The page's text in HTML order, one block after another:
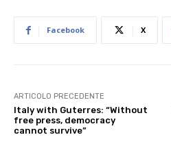
Facebook X
ARTICOLO PRECEDENTE
Italy with Guterres: “Without
free press, democracy
cannot survive”